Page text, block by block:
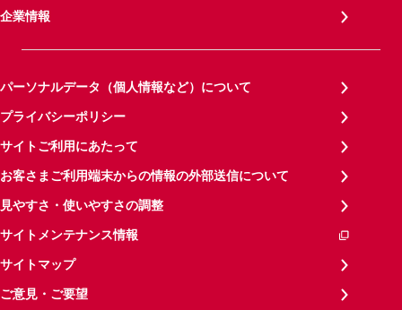
企業情報
パーソナルデータ（個人情報など）について
プライバシーポリシー
サイトご利用にあたって
お客さまご利用端末からの情報の外部送信について
見やすさ・使いやすさの調整
サイトメンテナンス情報
サイトマップ
ご意見・ご要望